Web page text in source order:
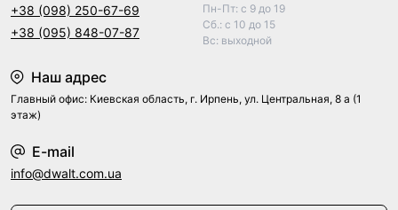
+38 (098) 250-67-69
+38 (095) 848-07-87
Пн-Пт: с 9 до 19
Сб.: с 10 до 15
Вс: выходной
Наш адрес
Главный офис: Киевская область, г. Ирпень, ул. Центральная, 8 а (1
этаж)
E-mail
info@dwalt.com.ua